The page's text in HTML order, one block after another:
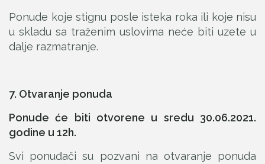
Ponude koje stignu posle isteka roka ili koje nisu
u skladu sa traženim uslovima neće biti uzete u
dalje razmatranje.
7. Otvaranje ponuda
Ponude će biti otvorene u sredu 30.06.2021.
godine u 12h.
Svi ponuđači su pozvani na otvaranje ponuda